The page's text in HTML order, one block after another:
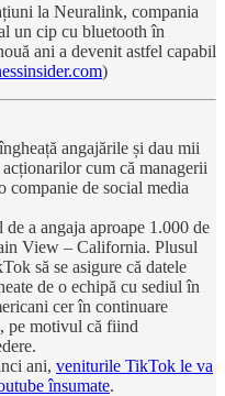
la Neuralink, compania
un cip cu bluetooth în
ani a devenit astfel capabil
)
angajările și dau mii
cum că managerii
companie de social media
a angaja aproape 1.000 de
View – California. Plusul
să se asigure că datele
de o echipă cu sediul în
cer în continuare
pe motivul că fiind
ani, veniturile TikTok le va
însumate.